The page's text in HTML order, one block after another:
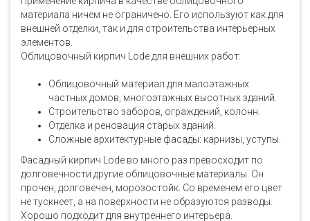
материала ничем не ограничено. Его используют как для
внешней отделки, так и для строительства интерьерных
элементов.
Облицовочный кирпич Lode для внешних работ:
Облицовочный материал для малоэтажных
частных домов, многоэтажных высотных зданий.
Строительство заборов, ограждений, колонн.
Отделка и реновация старых зданий.
Сложные архитектурные фасады: карнизы, уступы.
Фасадный кирпич Lode во много раз превосходит по
долговечности другие облицовочные материалы. Он
прочен, долговечен, морозостойк. Со временем его цвет
не тускнеет, а на поверхности не образуются разводы.
Хорошо подходит для внутреннего интерьера.